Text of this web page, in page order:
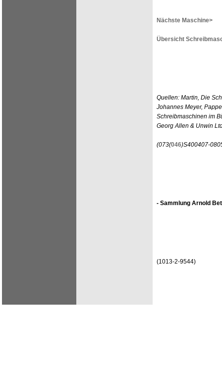
Nächste Maschine>
Übersicht
Quellen: Martin, Die
Johannes Meyer,
Schreibmaschinen im
Georg Allen & Unwin
(073(046)S400407-
- Sammlung Arnold
(1013-2-9544)